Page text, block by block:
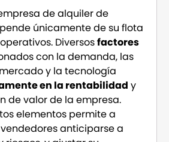
de alquiler de
únicamente de su flota
Diversosfactores
con la demanda, las
y la tecnología
en la rentabilidad y
de valor de la empresa.
elementos permite a
anticiparse a